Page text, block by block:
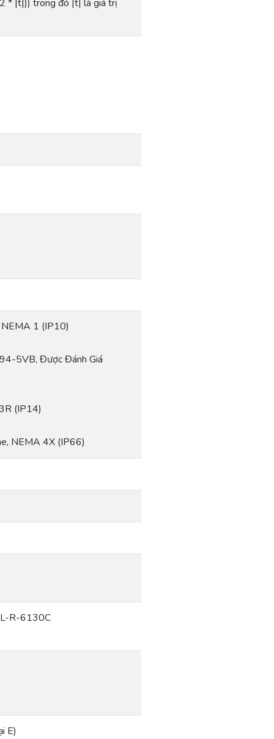
* |t|)) trong đó |t| là giá trị
NEMA 1 (IP10)
5VB, Được Đánh Giá
(IP14)
NEMA 4X (IP66)
R-6130C
E)